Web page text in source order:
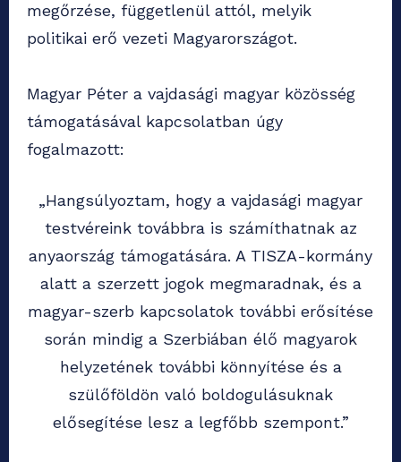
megőrzése, függetlenül attól, melyik
politikai erő vezeti Magyarországot.
Magyar Péter a vajdasági magyar közösség
támogatásával kapcsolatban úgy
fogalmazott:
„Hangsúlyoztam, hogy a vajdasági magyar
testvéreink továbbra is számíthatnak az
anyaország támogatására. A TISZA-kormány
alatt a szerzett jogok megmaradnak, és a
magyar-szerb kapcsolatok további erősítése
során mindig a Szerbiában élő magyarok
helyzetének további könnyítése és a
szülőföldön való boldogulásuknak
elősegítése lesz a legfőbb szempont.”